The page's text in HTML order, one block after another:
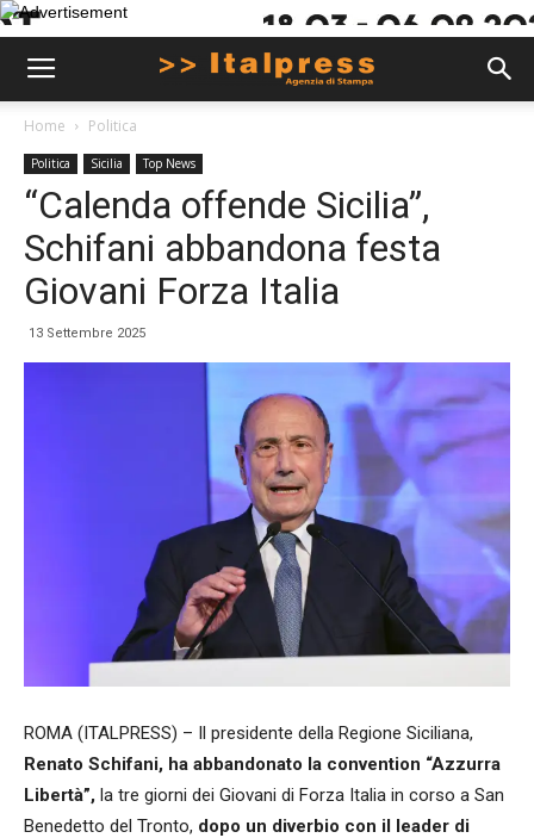
Home Politica
Politica Sicilia Top News
“Calenda offende Sicilia”,
Schifani abbandona festa
Giovani Forza Italia
13 Settembre 2025
ROMA (ITALPRESS) – Il presidente della Regione Siciliana,
Renato Schifani, ha abbandonato la convention “Azzurra
Libertà”, la tre giorni dei Giovani di Forza Italia in corso a San
Benedetto del Tronto, dopo un diverbio con il leader di